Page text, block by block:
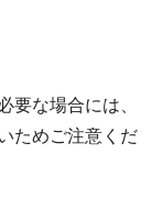
要な場合には、
ためご注意くだ